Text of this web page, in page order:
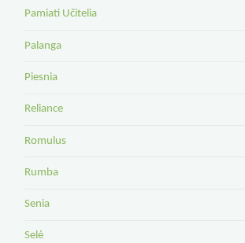
Pamiati Učitelia
Palanga
Piesnia
Reliance
Romulus
Rumba
Senia
Selė